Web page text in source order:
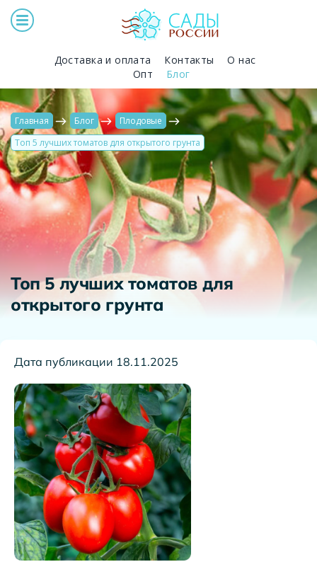
Доставка и оплата Контакты
О нас
Опт
Блог
Главная Блог
Плодовые
Топ 5 лучших томатов для открытого грунта
Топ 5 лучших томатов для
открытого грунта
Дата публикации 18.11.2025